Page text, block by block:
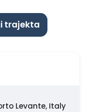
trajekta
Levante, Italy